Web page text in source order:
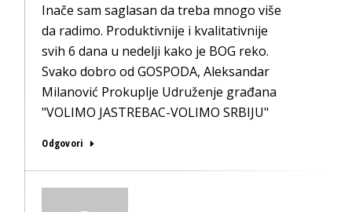
Inače sam saglasan da treba mnogo više
da radimo. Produktivnije i kvalitativnije
svih 6 dana u nedelji kako je BOG reko.
Svako dobro od GOSPODA, Aleksandar
Milanović Prokuplje Udruženje građana
"VOLIMO JASTREBAC-VOLIMO SRBIJU"
Odgovori